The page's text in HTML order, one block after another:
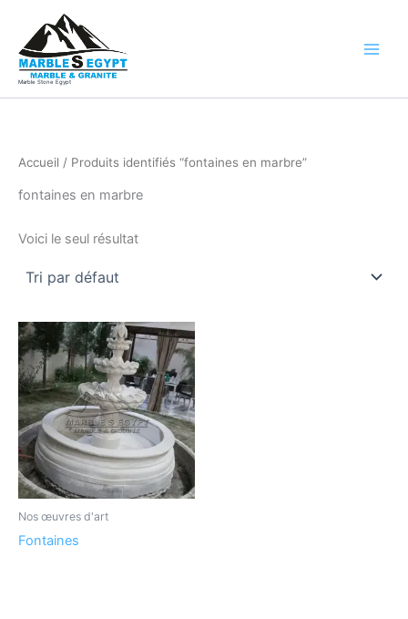
contenu
Marble Stone Egypt
Accueil / Produits identifiés “fontaines en marbre”
fontaines en marbre
Voici le seul résultat
Nos œuvres d'art
Fontaines